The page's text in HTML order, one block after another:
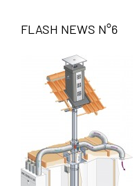
FLASH NEWS N°6